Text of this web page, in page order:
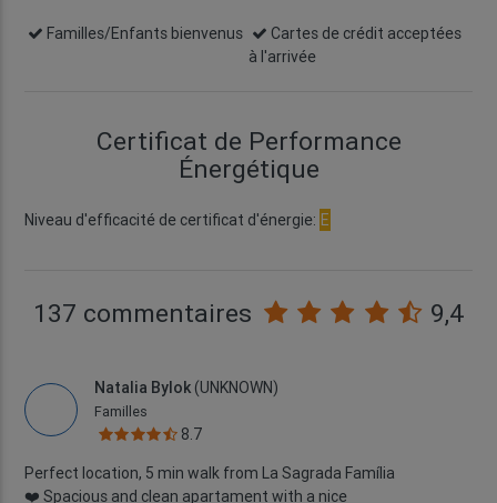
Familles/Enfants bienvenus
Cartes de crédit acceptées
à l'arrivée
Certificat de Performance
Énergétique
Niveau d'efficacité de certificat d'énergie: E
137 commentaires 9,4
Natalia Bylok (UNKNOWN)
Familles
8.7
Perfect location, 5 min walk from La Sagrada Família
❤️ Spacious and clean apartament with a nice